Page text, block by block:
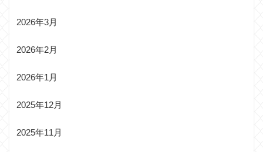
2026年3月
2026年2月
2026年1月
2025年12月
2025年11月